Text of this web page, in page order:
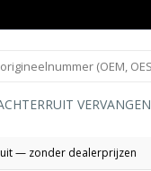
VERVANGEN
— zonder dealerprijzen